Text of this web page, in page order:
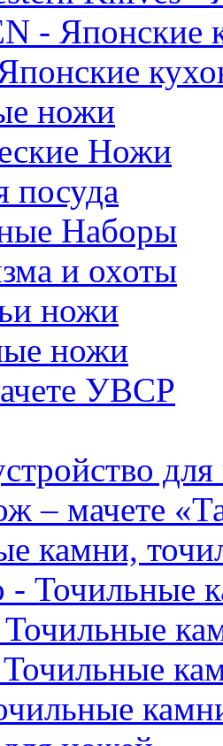
- Японские
ножи
Ножи
посуда
Наборы
и охоты
ножи
ножи
УВСР
для
– мачете
камни,
- Точильные